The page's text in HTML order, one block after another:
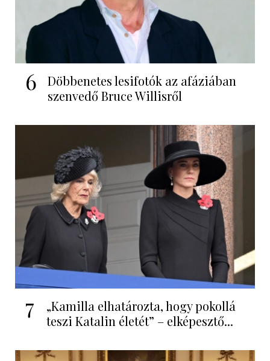
6
Döbbenetes lesifotók az afáziában
szenvedő Bruce Willisről
7
„Kamilla elhatározta, hogy pokollá
teszi Katalin életét” – elképesztő...